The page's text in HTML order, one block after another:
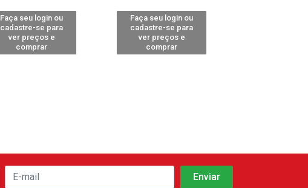
Faça seu login ou
cadastre-se para
ver preços e
comprar
Faça seu login ou
cadastre-se para
ver preços e
comprar